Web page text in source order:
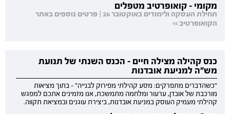
מקומי - קואופרטיב מטפלים
תחילת העסקה ולימודים באוקטובר 26 | פרטים נוספים באתר
הקואופרטיב >>
כנס קהילה מצילה חיים - הכנס השנתי של תנועת
מש"ה למניעת אובדנות
"כשהדברים מתפרקים: מסע קהילתי מפירוק לבנייה" - בתוך מציאות
מורכבת של אובדן, ערעור ומלחמה מתמשכת, אנו מזמינים אתכם למפגש
קהילתי מעמיק העוסק במניעת אובדנות, ביצירת עוגנים ובמציאת תקווה.